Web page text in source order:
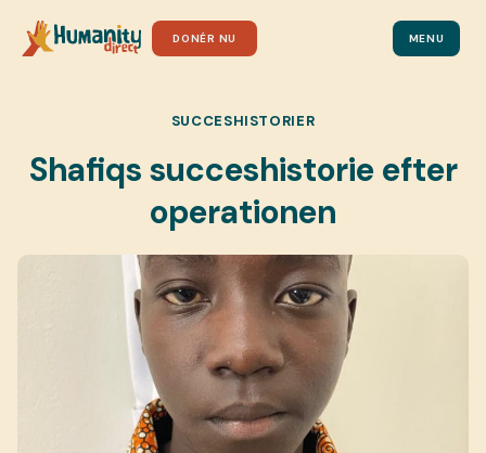
DONÉR NU MENU
SUCCESHISTORIER
Shafiqs succeshistorie efter
operationen